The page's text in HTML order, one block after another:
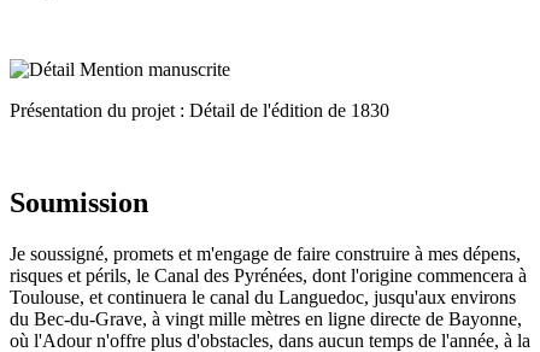
Présentation du projet : Détail de l'édition de 1830
Soumission
Je soussigné, promets et m'engage de faire construire à mes dépens,
risques et périls, le Canal des Pyrénées, dont l'origine commencera à
Toulouse, et continuera le canal du Languedoc, jusqu'aux environs
du Bec-du-Grave, à vingt mille mètres en ligne directe de Bayonne,
où l'Adour n'offre plus d'obstacles, dans aucun temps de l'année, à la